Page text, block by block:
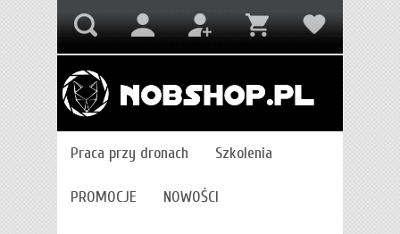
Praca przy dronach Szkolenia
PROMOCJE NOWOŚCI